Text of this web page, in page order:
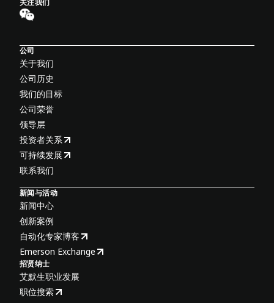
关注我们
公司
关于我们
公司历史
我们的目标
公司荣誉
领导层
投资者关系
可持续发展
联系我们
新闻与活动
新闻中心
创新案例
自动化专家博客
Emerson Exchange
招贤纳士
艾默生职业发展
职位搜索